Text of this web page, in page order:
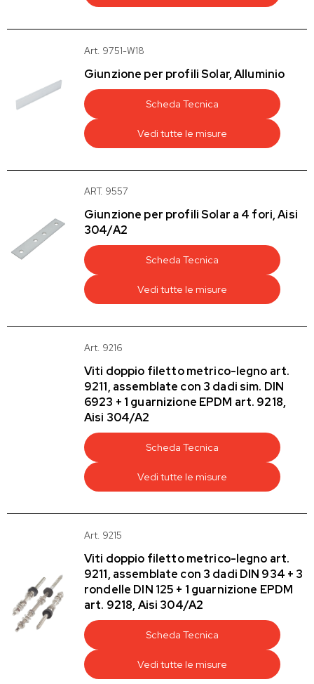
Art. 9751-W18
Giunzione per profili Solar, Alluminio
Scheda Tecnica
Vedi tutte le misure
ART. 9557
Giunzione per profili Solar a 4 fori, Aisi
304/A2
Scheda Tecnica
Vedi tutte le misure
Art. 9216
Viti doppio filetto metrico-legno art.
9211, assemblate con 3 dadi sim. DIN
6923 + 1 guarnizione EPDM art. 9218,
Aisi 304/A2
Scheda Tecnica
Vedi tutte le misure
Art. 9215
Viti doppio filetto metrico-legno art.
9211, assemblate con 3 dadi DIN 934 + 3
rondelle DIN 125 + 1 guarnizione EPDM
art. 9218, Aisi 304/A2
Scheda Tecnica
Vedi tutte le misure